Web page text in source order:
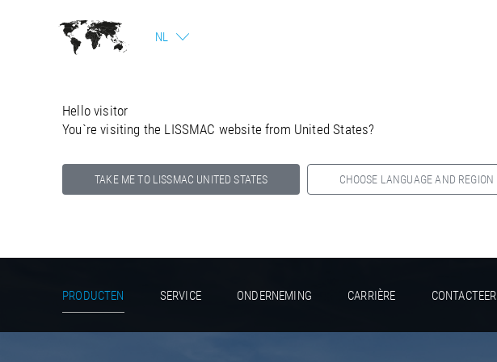
NL
Hello visitor
You`re visiting the LISSMAC website from United States?
TAKE ME TO LISSMAC UNITED STATES CHOOSE LANGUAGE AND REGION
PRODUCTEN SERVICE ONDERNEMING CARRIÈRE CONTACTEER